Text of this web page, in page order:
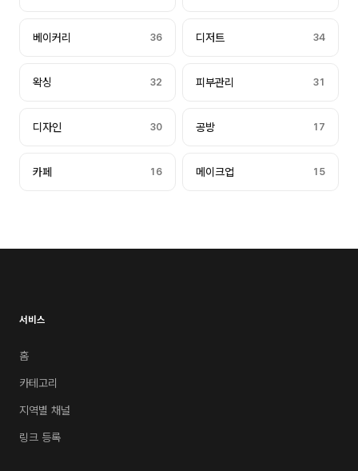
베이커리 36 디저트 34
왁싱 32 피부관리 31
디자인 30 공방 17
카페 16 메이크업 15
서비스
홈
카테고리
지역별 채널
링크 등록